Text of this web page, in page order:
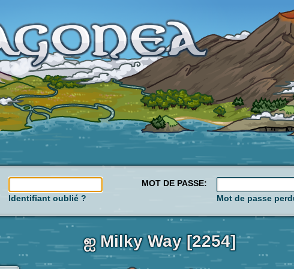
Identifiant oublié ?
MOT DE PASSE:
Mot de passe
ஐ Milky Way [2254]